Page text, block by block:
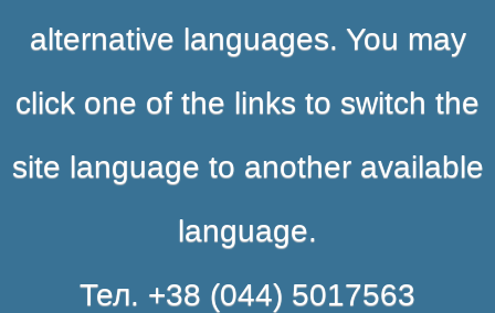
alternative languages. You may
click one of the links to switch the
site language to another available
language.
Тел. +38 (044) 5017563